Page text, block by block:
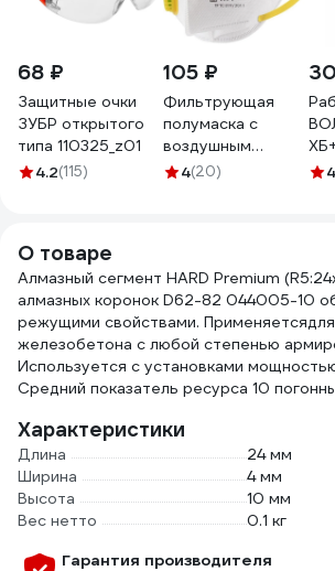
68 ₽
Защитные очки
ЗУБР открытого
типа 110325_z01
4.2(115)
105 ₽
Фильтрующая
полумаска с
воздушным
клапаном Biber
4(20)
5
О товаре
Алмазный сегмент HARD Premium
алмазных коронок D62-82 044005-10
режущими свойствами.
железобетона с любой степенью
Используется с установками
Средний показатель ресурса 10
Характеристики
Длина
24 мм
Ширина
4 мм
Высота
10 мм
Вес нетто
0.1 кг
Гарантия производителя